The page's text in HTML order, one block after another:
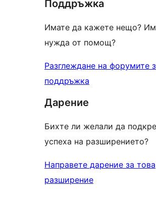
review
Поддръжка
Имате да кажете нещо?
нужда от помощ?
Разглеждане на форумите
поддръжка
Дарение
Бихте ли желали да
успеха на разширението?
Направете дарение за това
разширение